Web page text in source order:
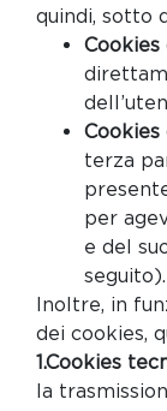
quindi, sotto
terza
per
e del
seguito).
Inoltre, in
dei cookies,
1.Cookies
la